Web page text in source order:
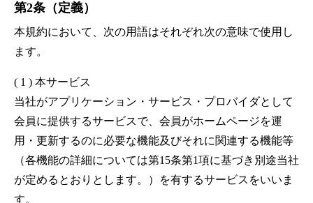
第2条（定義）
本規約において、次の用語はそれぞれ次の意味で使用し
ます。
( 1 ) 本サービス
当社がアプリケーション・サービス・プロバイダとして
会員に提供するサービスで、会員がホームページを運
用・更新するのに必要な機能及びそれに関連する機能等
（各機能の詳細については第15条第1項に基づき別途当社
が定めるとおりとします。）を有するサービスをいいま
す。